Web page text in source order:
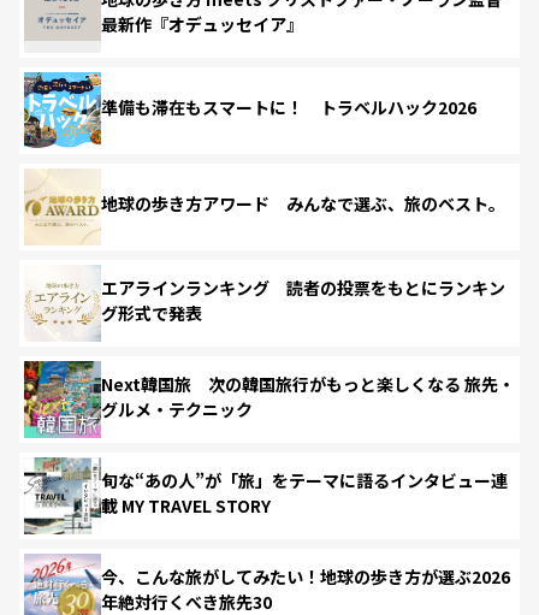
最新作『オデュッセイア』
準備も滞在もスマートに！ トラベルハック2026
地球の歩き方アワード みんなで選ぶ、旅のベスト。
エアラインランキング 読者の投票をもとにランキン
グ形式で発表
Next韓国旅 次の韓国旅行がもっと楽しくなる 旅先・
グルメ・テクニック
旬な“あの人”が「旅」をテーマに語るインタビュー連
載 MY TRAVEL STORY
今、こんな旅がしてみたい！地球の歩き方が選ぶ2026
年絶対行くべき旅先30